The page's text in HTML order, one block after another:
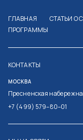
ГЛАВНАЯ
СТАТЬИ О
ПРОГРАММЫ
КОНТАКТЫ
МОСКВА
Пресненская
+7 (499) 579–80–01